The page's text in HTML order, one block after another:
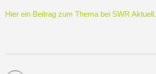
Hier ein Beitrag zum Thema bei SWR Aktuell.